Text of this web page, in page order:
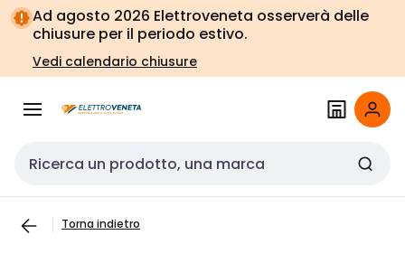
Vai alla
navigazione
Vai
alla
pagina
Ad agosto 2026 Elettroveneta osserverà delle
chiusure per il periodo estivo.
Vedi calendario chiusure
Cerca input
Torna indietro